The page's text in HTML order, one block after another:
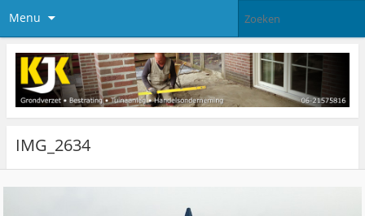
Menu
IMG_2634